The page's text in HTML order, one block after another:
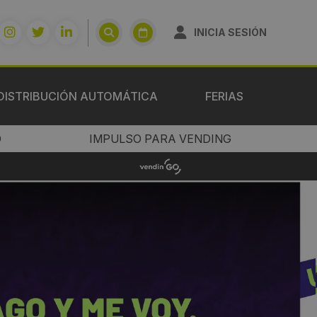
INICIA SESIÓN
AUTOMÁTICA FERIAS
IMPULSO PARA VENDING